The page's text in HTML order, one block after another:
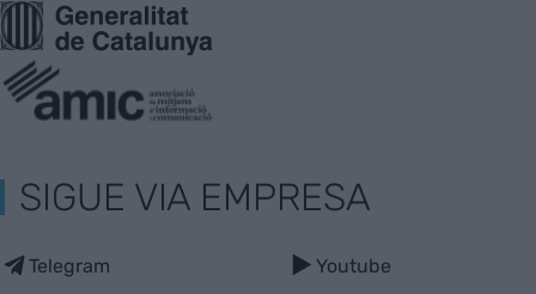
SIGUE VIA EMPRESA
Telegram Youtube